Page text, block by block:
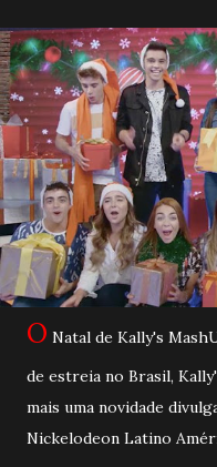
O Natal de Kally's
de estreia no Brasil,
mais uma novidade
Nickelodeon Latino